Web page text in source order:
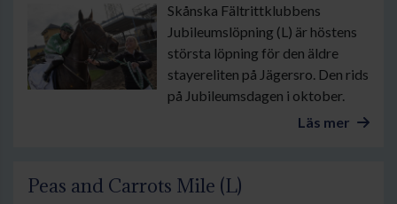
Skånska Fältrittklubbens
Jubileumslöpning (L) är höstens
största löpning för den äldre
stayereliten på Jägersro. Den rids
på Jubileumsdagen i oktober.
Läs mer
Peas and Carrots Mile (L)